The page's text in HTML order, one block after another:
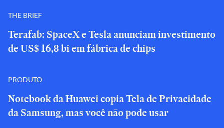
THE BRIEF
Terafab: SpaceX e Tesla anunciam investimento
de US$ 16,8 bi em fábrica de chips
PRODUTO
Notebook da Huawei copia Tela de Privacidade
da Samsung, mas você não pode usar